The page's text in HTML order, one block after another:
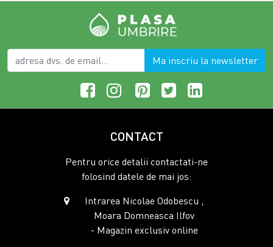
Ma inscriu la newsletter
CONTACT
Pentru orice detalii contactati-ne
folosind datele de mai jos:
Intrarea Nicolae Odobescu ,
Moara Domneasca Ilfov
- Magazin exclusiv online